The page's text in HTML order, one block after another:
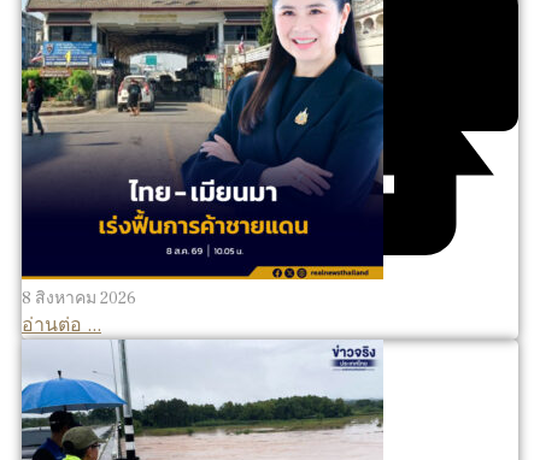
8 สิงหาคม 2026
อ่านต่อ ...